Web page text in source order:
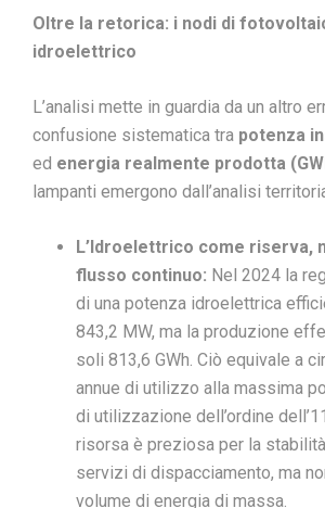
Oltre la retorica: i nodi di
idroelettrico
L’analisi mette in guardia da un altro
confusione sistematica tra potenza
ed energia realmente prodotta
lampanti emergono dall’analisi
L’Idroelettrico come riserva,
flusso continuo: Nel 2024 la
di una potenza idroelettrica
843,2 MW, ma la produzione
soli 813,6 GWh. Ciò equivale a
annue di utilizzo alla massima
di utilizzazione dell’ordine
risorsa è preziosa per la
servizi di dispacciamento, ma
volume di energia di massa.